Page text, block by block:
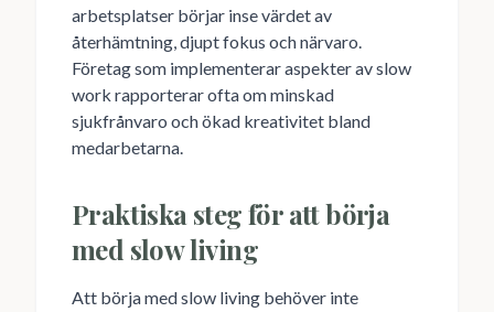
arbetsplatser börjar inse värdet av
återhämtning, djupt fokus och närvaro.
Företag som implementerar aspekter av slow
work rapporterar ofta om minskad
sjukfrånvaro och ökad kreativitet bland
medarbetarna.
Praktiska steg för att börja
med slow living
Att börja med slow living behöver inte